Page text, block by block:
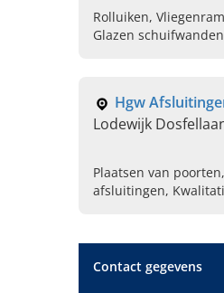
Rolluiken,
Glazen
Hgw
Lodewijk
Plaatsen van
afsluitingen,
Contact gegevens